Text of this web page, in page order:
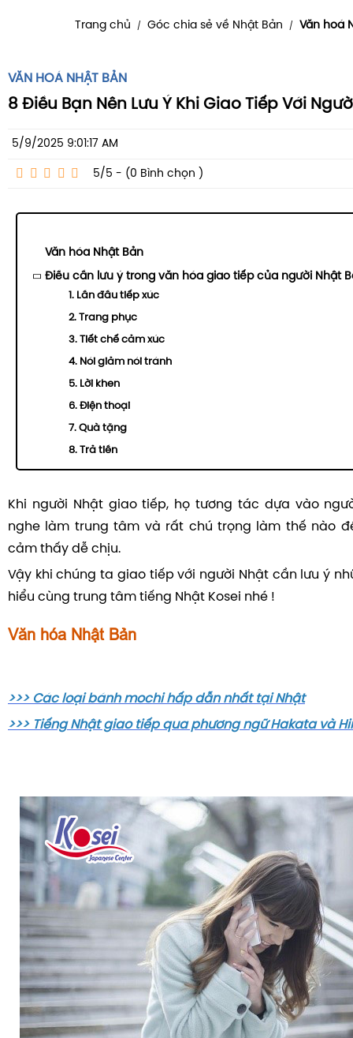
Trang chủ / Góc chia sẻ về Nhật Bản / Văn hoá
VĂN HOÁ NHẬT BẢN
8 Điều Bạn Nên Lưu Ý Khi Giao Tiếp Với
5/9/2025 9:01:17 AM
5/5 - (0 Bình chọn )
Văn hóa Nhật Bản
Điều cần lưu ý trong văn hóa giao tiếp của người Nhật
1. Lần đầu tiếp xúc
2. Trang phục
3. Tiết chế cảm xúc
4. Nói giảm nói tránh
5. Lời khen
6. Điện thoại
7. Quà tặng
8. Trả tiền
Khi người Nhật giao tiếp, họ tương tác dựa vào
nghe làm trung tâm và rất chú trọng làm thế nào
cảm thấy dễ chịu.
Vậy khi chúng ta giao tiếp với người Nhật cần lưu ý
hiểu cùng trung tâm tiếng Nhật Kosei nhé !
Văn hóa Nhật Bản
>>> Các loại bánh mochi hấp dẫn nhất tại Nhật
>>> Tiếng Nhật giao tiếp qua phương ngữ Hakata và